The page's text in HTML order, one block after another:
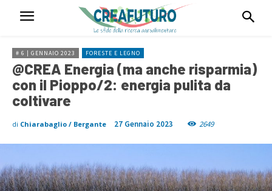
# 6 | GENNAIO 2023 FORESTE E LEGNO
@CREA Energia (ma anche risparmia)
con il Pioppo/2: energia pulita da
coltivare
di Chiarabaglio / Bergante 27 Gennaio 2023 2649